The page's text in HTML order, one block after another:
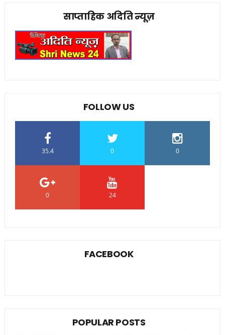
साप्ताहिक अदिति न्यूज़
FOLLOW US
35.4 0 0
0 24
FACEBOOK
POPULAR POSTS